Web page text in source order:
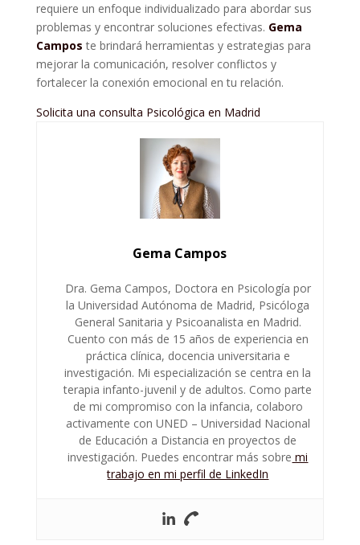
requiere un enfoque individualizado para abordar sus
problemas y encontrar soluciones efectivas. Gema
Campos te brindará herramientas y estrategias para
mejorar la comunicación, resolver conflictos y
fortalecer la conexión emocional en tu relación.
Solicita una consulta Psicológica en Madrid
Gema Campos
Dra. Gema Campos, Doctora en Psicología por
la Universidad Autónoma de Madrid, Psicóloga
General Sanitaria y Psicoanalista en Madrid.
Cuento con más de 15 años de experiencia en
práctica clínica, docencia universitaria e
investigación. Mi especialización se centra en la
terapia infanto-juvenil y de adultos. Como parte
de mi compromiso con la infancia, colaboro
activamente con UNED – Universidad Nacional
de Educación a Distancia en proyectos de
investigación. Puedes encontrar más sobre mi
trabajo en mi perfil de LinkedIn